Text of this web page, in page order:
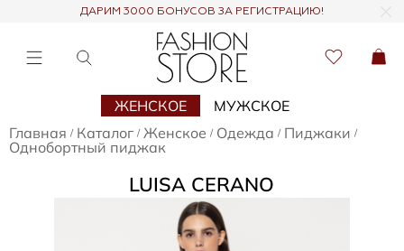
ДАРИМ 3000 БОНУСОВ ЗА РЕГИСТРАЦИЮ!
ЖЕНСКОЕ
МУЖСКОЕ
Главная / Каталог / Женское / Одежда / Пиджаки /
Однобортный пиджак
LUISA CERANO